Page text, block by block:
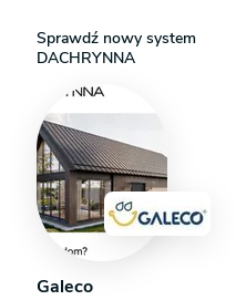
Sprawdź nowy system
DACHRYNNA
Galeco